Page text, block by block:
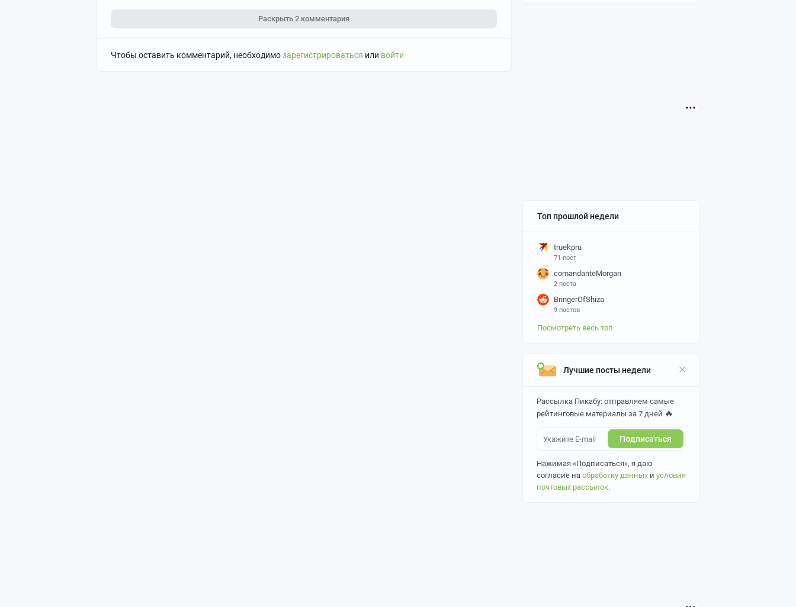
Топ прошлой недели
truekpru
71 пост
comandanteMorgan
2 поста
BringerOfShiza
9 постов
Посмотреть весь топ
Лучшие посты недели
Рассылка Пикабу: отправляем самые
рейтинговые материалы за 7 дней 🔥
Подписаться
Нажимая «Подписаться», я даю
согласие на обработку данных и условия
почтовых рассылок.
Раскрыть 2 комментария
Чтобы оставить комментарий, необходимозарегистрироваться или войти